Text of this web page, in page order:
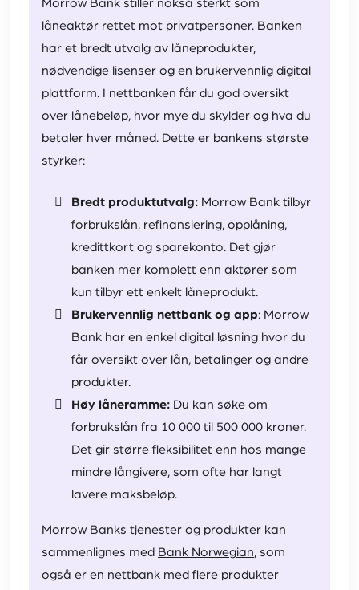
Morrow Bank stiller nokså sterkt som
låneaktør rettet mot privatpersoner. Banken
har et bredt utvalg av låneprodukter,
nødvendige lisenser og en brukervennlig digital
plattform. I nettbanken får du god oversikt
over lånebeløp, hvor mye du skylder og hva du
betaler hver måned. Dette er bankens største
styrker:
Bredt produktutvalg:Morrow Bank tilbyr
forbrukslån, refinansiering, opplåning,
kredittkort og sparekonto. Det gjør
banken mer komplett enn aktører som
kun tilbyr ett enkelt låneprodukt.
Brukervennlig nettbank og app: Morrow
Bank har en enkel digital løsning hvor du
får oversikt over lån, betalinger og andre
produkter.
Høy låneramme:Du kan søke om
forbrukslån fra 10 000 til 500 000 kroner.
Det gir større fleksibilitet enn hos mange
mindre långivere, som ofte har langt
lavere maksbeløp.
Morrow Banks tjenester og produkter kan
sammenlignes med Bank Norwegian, som
også er en nettbank med flere produkter